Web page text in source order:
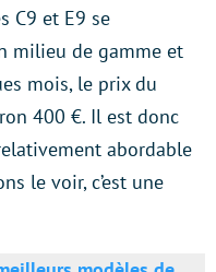
C9 et E9 se
milieu de gamme et
mois, le prix du
400 €. Il est donc
abordable
le voir, c’est une